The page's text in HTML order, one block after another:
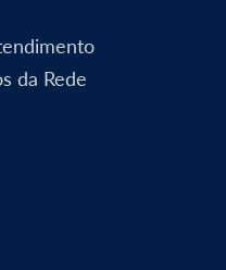
da Rede